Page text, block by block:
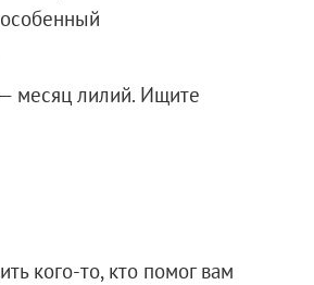
месяц лилий. Ищите
кого-то, кто помог вам